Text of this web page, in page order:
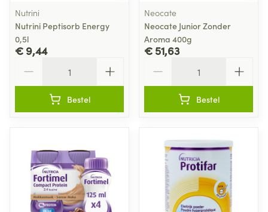
Nutrini
Nutrini Peptisorb Energy
0,5l
€ 9,44
Bestel
Neocate
Neocate Junior Zonder
Aroma 400g
€ 51,63
Bestel